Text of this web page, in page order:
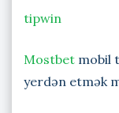
tipwin
Mostbet mobil
yerdən etmək